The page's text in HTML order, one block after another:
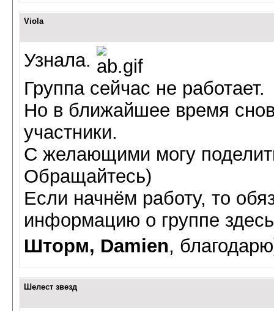
Viola
Узнала.
Группа сейчас не работает.
Но в ближайшее время
участники.
С желающими могу
Обращайтесь)
Если начнём работу, то
информацию о группе
Шторм, Damien,
Шелест звезд